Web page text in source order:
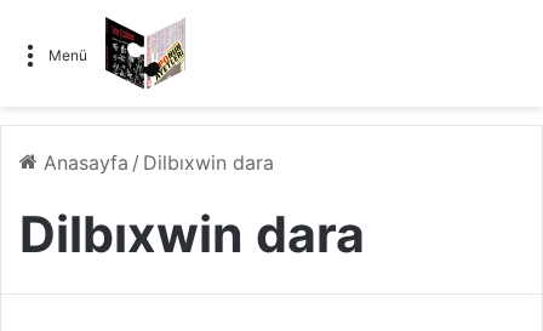
Menü
Anasayfa / Dilbıxwin dara
Dilbıxwin dara